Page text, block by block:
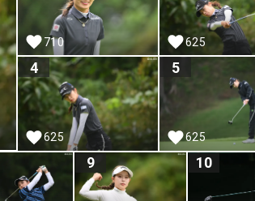
710 625
4
625
5
625
9 10